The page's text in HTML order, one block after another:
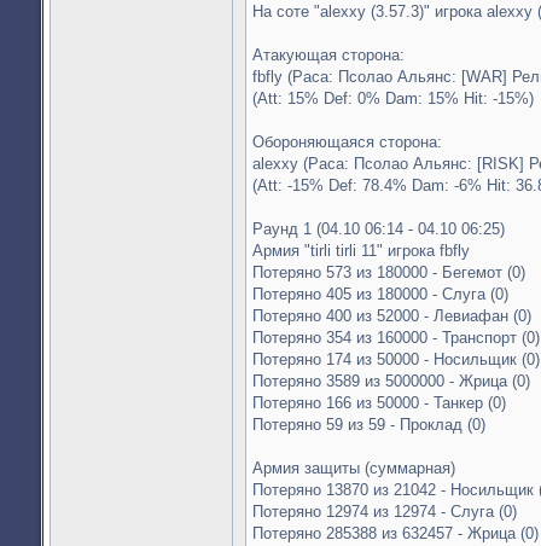
На соте "alexxy (3.57.3)" игрока
Атакующая сторона:
fbfly (Раса: Псолао Альянс: [WAR]
(Att: 15% Def: 0% Dam: 15% Hit: -15%)
Обороняющаяся сторона:
alexxy (Раса: Псолао Альянс: [RISK]
(Att: -15% Def: 78.4% Dam: -6% Hit:
Раунд 1 (04.10 06:14 - 04.10 06:25)
Армия "tirli tirli 11" игрока fbfly
Потеряно 573 из 180000 - Бегемот (0)
Потеряно 405 из 180000 - Слуга (0)
Потеряно 400 из 52000 - Левиафан (0)
Потеряно 354 из 160000 - Транспорт (0)
Потеряно 174 из 50000 - Носильщик (0)
Потеряно 3589 из 5000000 - Жрица (0)
Потеряно 166 из 50000 - Танкер (0)
Потеряно 59 из 59 - Проклад (0)
Армия защиты (суммарная)
Потеряно 13870 из 21042 - Носильщик
Потеряно 12974 из 12974 - Слуга (0)
Потеряно 285388 из 632457 - Жрица (0)